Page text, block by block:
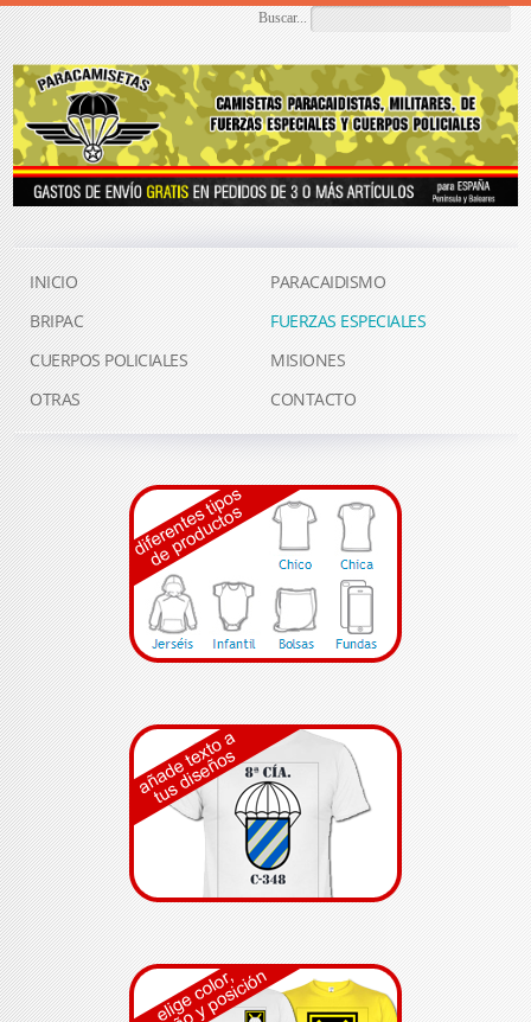
Buscar...
INICIO
PARACAIDISMO
BRIPAC
FUERZAS ESPECIALES
CUERPOS POLICIALES
MISIONES
OTRAS
CONTACTO